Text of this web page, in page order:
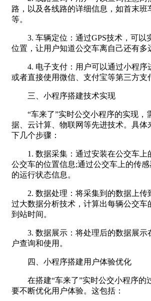
路，以及各线路的详细信息，如首末班
等。
3. 车辆定位：通过GPS技术，可以
位置，让用户知道公交车离自己还有多
4. 电子支付：用户可以通过小程序
或者直接使用微信、支付宝等第三方支
三、小程序搭建技术实现
“车来了”实时公交小程序的实现，
据、云计算、物联网等先进技术。具体
下几个步骤：
1. 数据采集：通过安装在公交车上
公交车的位置信息;通过公交车上的传
的运行状态信息。
2. 数据处理：将采集到的数据上传
过大数据分析技术，计算出每辆公交车
到站时间。
3. 数据展示：将处理后的数据展示
户查询和使用。
四、小程序搭建用户体验优化
在搭建“车来了”实时公交小程序的
要不断优化用户体验。这包括：